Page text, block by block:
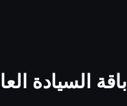
باقة السيادة